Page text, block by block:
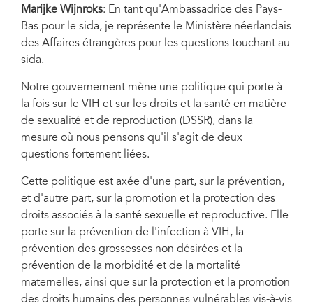
Marijke Wijnroks: En tant qu'Ambassadrice des Pays-
Bas pour le sida, je représente le Ministère néerlandais
des Affaires étrangères pour les questions touchant au
sida.
Notre gouvernement mène une politique qui porte à
la fois sur le VIH et sur les droits et la santé en matière
de sexualité et de reproduction (DSSR), dans la
mesure où nous pensons qu'il s'agit de deux
questions fortement liées.
Cette politique est axée d'une part, sur la prévention,
et d'autre part, sur la promotion et la protection des
droits associés à la santé sexuelle et reproductive. Elle
porte sur la prévention de l'infection à VIH, la
prévention des grossesses non désirées et la
prévention de la morbidité et de la mortalité
maternelles, ainsi que sur la protection et la promotion
des droits humains des personnes vulnérables vis-à-vis